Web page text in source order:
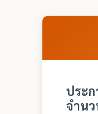
ประ
จำนว